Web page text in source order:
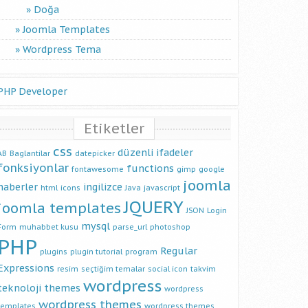
Doğa
Joomla Templates
Wordpress Tema
Developer
Etiketler
Baglantilar css datepicker düzenli ifadeler
fontawesome functions gimp google
html icons ingilizce Java javascript joomla
templatesJQUERY JSON Login
muhabbet kusu mysql parse_url photoshop
plugins plugin tutorial program Regular
resim seçtiğim temalar social icon takvim
themes wordpress wordpress
wordpress themes